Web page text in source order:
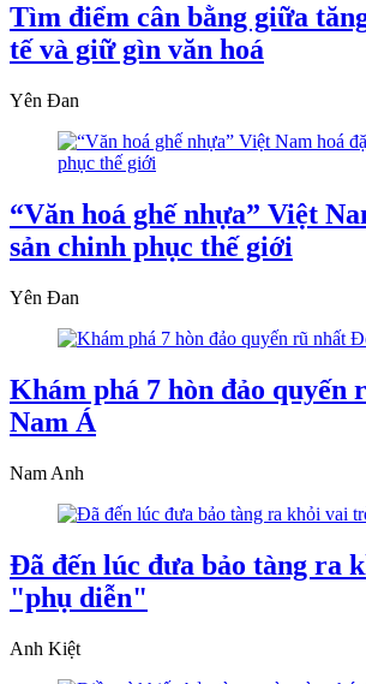
Tìm điểm cân bằng giữa
tế và giữ gìn văn hoá
Yên Đan
“Văn hoá ghế nhựa” Việt
sản chinh phục thế giới
Yên Đan
Khám phá 7 hòn đảo quyến
Nam Á
Nam Anh
Đã đến lúc đưa bảo tàng ra
"phụ diễn"
Anh Kiệt